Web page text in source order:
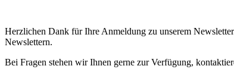
Herzlichen Dank für Ihre Anmeldung zu unserem
Newslettern.
Bei Fragen stehen wir Ihnen gerne zur Verfügung,